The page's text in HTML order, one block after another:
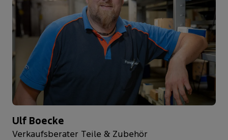
Ulf Boecke
Verkaufsberater Teile & Zubehör